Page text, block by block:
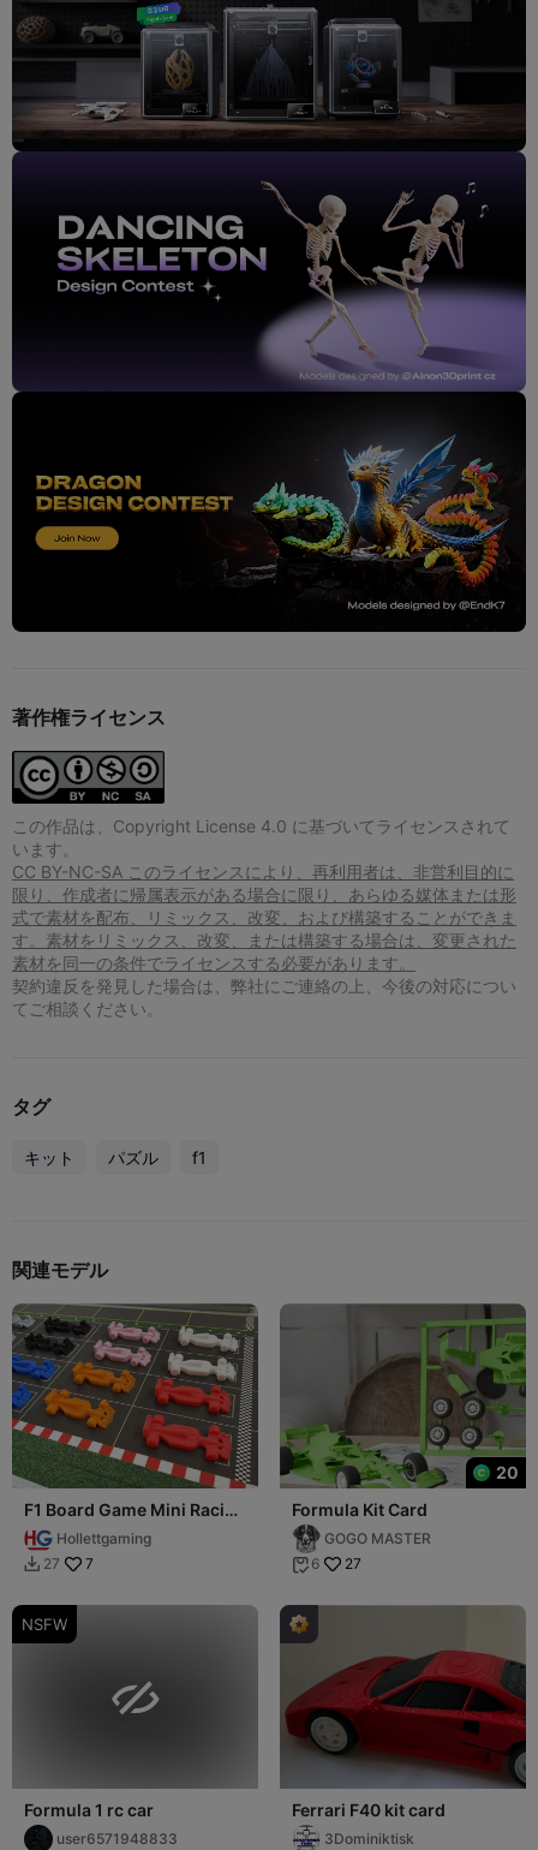
著作権ライセンス
この作品は、Copyright License 4.0 に基づいてライセンスされて
います。
CC BY-NC-SA このライセンスにより、再利用者は、非営利目的に
限り、作成者に帰属表示がある場合に限り、あらゆる媒体または形
式で素材を配布、リミックス、改変、および構築することができま
す。素材をリミックス、改変、または構築する場合は、変更された
素材を同一の条件でライセンスする必要があります。
契約違反を発見した場合は、弊社にご連絡の上、今後の対応につい
てご相談ください。
タグ
キット パズル f1
関連モデル
F1 Board Game Mini Racing
Car - Easy Print
Hollettgaming
 27 7
20
Formula Kit Card
GOGO MASTER
 6 27
NSFW

Formula 1 rc car
user6571948833
Ferrari F40 kit card
3Dominiktisk